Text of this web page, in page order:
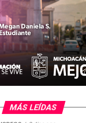
MÁS LEÍDAS